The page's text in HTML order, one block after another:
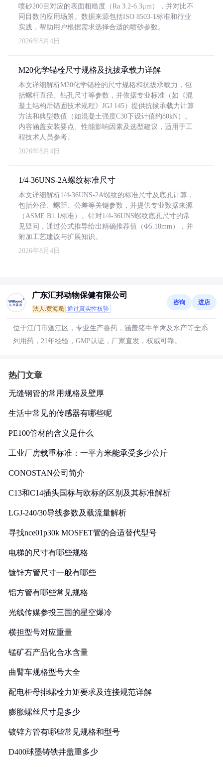
喷砂200目对应的表面粗糙度（Ra 3.2-6.3μm），并对比不
同目数的应用场景。数据来源包括ISO 8503-1标准和行业
实践，帮助用户根据需求选择合适的喷砂参数。
2026年8月4日
M20化学锚栓尺寸规格及抗拔承载力详解
本文详细解析M20化学锚栓的尺寸规格和抗拔承载力，包
括螺杆直径、钻孔尺寸等参数，并依据专业标准（如《混
凝土结构后锚固技术规程》JGJ 145）提供抗拔承载力计算
方法和典型数值（如混凝土强度C30下设计值约80kN）。
内容涵盖安装要点、性能影响因素及选型建议，适用于工
程技术人员参考。
2026年8月4日
1/4-36UNS-2A螺纹标准尺寸
本文详细解析1/4-36UNS-2A螺纹的标准尺寸及底孔计算，
包括外径、螺距、公差等关键参数，并提供专业数据来源
（ASME B1.1标准）。针对1/4-36UNS螺纹底孔尺寸的常
见疑问，通过公式推导给出精确推荐值（Φ5.18mm），并
附加工艺建议与扩展知识。
2026年8月4日
广东汇邦动物保健有限公司
法人:黄海飚 通过真实性核验
咨询 进店
位于江门市蓬江区，专业生产兽药，涵盖猪牛羊禽及水产等全系
列用药，21年经验，GMP认证，厂家直发，权威可靠。
热门文章
无缝钢管的常用规格及壁厚
生活中常见的传感器有哪些呢
PE100管材的含义是什么
工业厂房载重标准：一平方米能承受多少公斤
CONOSTAN公司简介
C13和C14插头国标与欧标的区别及其标准解析
LGJ-240/30导线参数及载流量解析
寻找nce01p30k MOSFET管的合适替代型号
电梯的尺寸有哪些规格
镀锌方管尺寸一般有哪些
铝方管有哪些常见规格
光线传媒参投三国的星空爆冷
横担型号对应重量
锰矿石产品化合水含量
曲臂车规格型号大全
配电柜母排螺栓力矩要求及连接规范详解
膨胀螺丝尺寸是多少
镀锌方管有哪些常见规格和型号
D400球墨铸铁井盖重多少